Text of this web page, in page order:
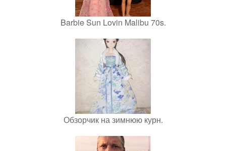
Barbie Sun Lovin Malibu 70s.
Обзорчик на зимнюю курн.